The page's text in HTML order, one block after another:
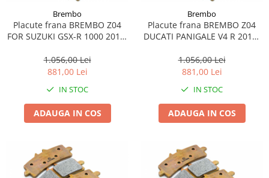
Intretinere echipament moto
Curatare moto
Accesorii moto
Huse moto
Suporti si placi prindere
Brembo
Placute frana BREMBO Z04
FOR SUZUKI GSX-R 1000 2017-
1.056,00 Lei
881,00 Lei
IN STOC
ADAUGA IN COS
Brembo
Placute frana BREMBO Z04
DUCATI PANIGALE V4 R 2018-
1.056,00 Lei
881,00 Lei
IN STOC
ADAUGA IN COS